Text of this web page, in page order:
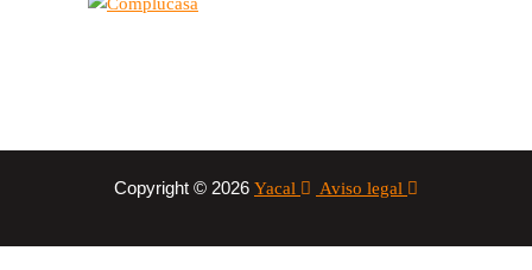
Copyright © 2026 Yacal Aviso legal